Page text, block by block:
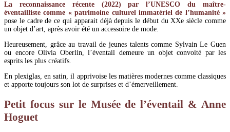
La reconnaissance récente (2022) par l’UNESCO du maître-
éventailliste comme « patrimoine culturel immatériel de l’humanité »
pose le cadre de ce qui apparait déjà depuis le début du XXe siècle comme
un objet d’art, après avoir été un accessoire de mode.
Heureusement, grâce au travail de jeunes talents comme Sylvain Le Guen
ou encore Olivia Oberlin, l’éventail demeure un objet convoité par les
esprits les plus créatifs.
En plexiglas, en satin, il apprivoise les matières modernes comme classiques
et apporte toujours son lot de surprises et d’émerveillement.
Petit focus sur le Musée de l’éventail & Anne
Hoguet